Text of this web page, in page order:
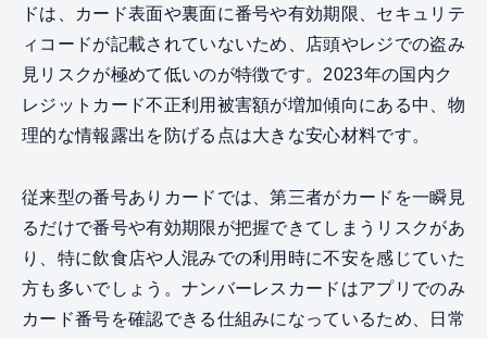
ドは、カード表面や裏面に番号や有効期限、セキュリテ
ィコードが記載されていないため、店頭やレジでの盗み
見リスクが極めて低いのが特徴です。2023年の国内ク
レジットカード不正利用被害額が増加傾向にある中、物
理的な情報露出を防げる点は大きな安心材料です。
従来型の番号ありカードでは、第三者がカードを一瞬見
るだけで番号や有効期限が把握できてしまうリスクがあ
り、特に飲食店や人混みでの利用時に不安を感じていた
方も多いでしょう。ナンバーレスカードはアプリでのみ
カード番号を確認できる仕組みになっているため、日常